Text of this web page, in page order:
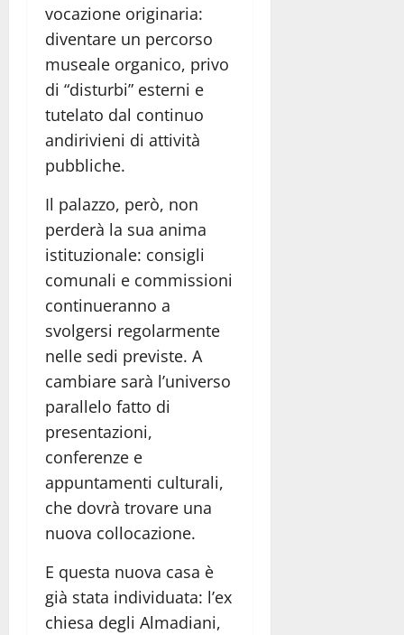
vocazione originaria:
diventare un percorso
museale organico, privo
di “disturbi” esterni e
tutelato dal continuo
andirivieni di attività
pubbliche.
Il palazzo, però, non
perderà la sua anima
istituzionale: consigli
comunali e commissioni
continueranno a
svolgersi regolarmente
nelle sedi previste. A
cambiare sarà l’universo
parallelo fatto di
presentazioni,
conferenze e
appuntamenti culturali,
che dovrà trovare una
nuova collocazione.
E questa nuova casa è
già stata individuata: l’ex
chiesa degli Almadiani,